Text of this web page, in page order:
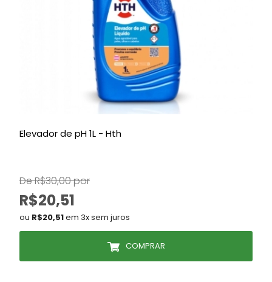
Elevador de pH 1L - Hth
De R$30,00 por
R$20,51
ou R$20,51em 3x sem juros
COMPRAR